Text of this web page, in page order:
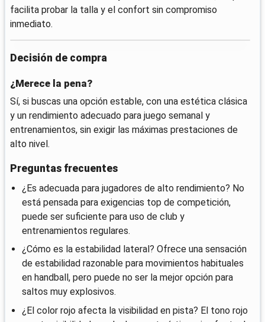
facilita probar la talla y el confort sin compromiso
inmediato.
Decisión de compra
¿Merece la pena?
Sí, si buscas una opción estable, con una estética clásica
y un rendimiento adecuado para juego semanal y
entrenamientos, sin exigir las máximas prestaciones de
alto nivel.
Preguntas frecuentes
¿Es adecuada para jugadores de alto rendimiento? No
está pensada para exigencias top de competición,
puede ser suficiente para uso de club y
entrenamientos regulares.
¿Cómo es la estabilidad lateral? Ofrece una sensación
de estabilidad razonable para movimientos habituales
en handball, pero puede no ser la mejor opción para
saltos muy explosivos.
¿El color rojo afecta la visibilidad en pista? El tono rojo